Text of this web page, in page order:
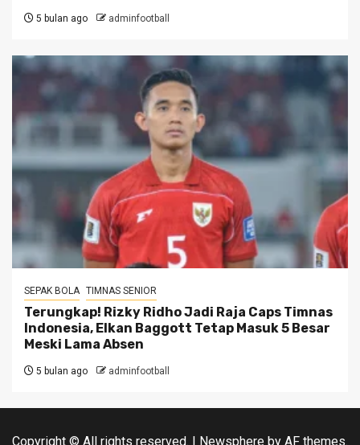
5 bulan ago adminfootball
SEPAK BOLA TIMNAS SENIOR
Terungkap! Rizky Ridho Jadi Raja Caps Timnas
Indonesia, Elkan Baggott Tetap Masuk 5 Besar
Meski Lama Absen
5 bulan ago adminfootball
Copyright © All rights reserved. | Newsphere by AF themes.